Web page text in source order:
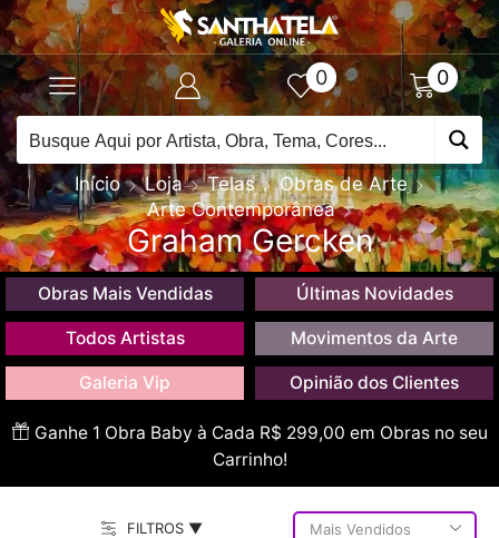
0 0
Início Loja Telas
Obras de Arte
Arte Contemporânea
Graham Gercken
Obras Mais Vendidas Últimas Novidades
Todos Artistas Movimentos da Arte
Galeria Vip Opinião dos Clientes
Ganhe 1 Obra Baby à Cada R$ 299,00 em Obras no seu
Carrinho!
FILTROS ▼